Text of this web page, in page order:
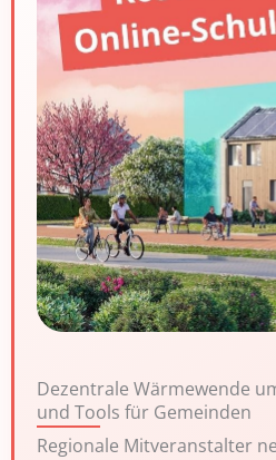
Dezentrale Wärme­wende
und Tools für Gemeinden
Regionale Mitveranstalter